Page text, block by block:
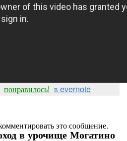
понравилось! в evernote
это сообщение.
в урочище Могатино